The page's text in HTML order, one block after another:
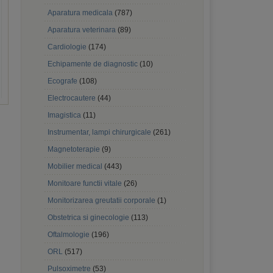
Aparatura medicala (787)
Aparatura veterinara (89)
Cardiologie (174)
Echipamente de diagnostic (10)
Ecografe (108)
Electrocautere (44)
Imagistica (11)
Instrumentar, lampi chirurgicale (261)
Magnetoterapie (9)
Mobilier medical (443)
Monitoare functii vitale (26)
Monitorizarea greutatii corporale (1)
Obstetrica si ginecologie (113)
Oftalmologie (196)
ORL (517)
Pulsoximetre (53)